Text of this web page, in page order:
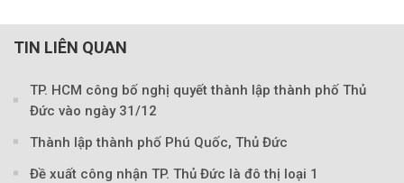
TIN LIÊN QUAN
TP. HCM công bố nghị quyết thành lập thành phố Thủ
Đức vào ngày 31/12
Thành lập thành phố Phú Quốc, Thủ Đức
Đề xuất công nhận TP. Thủ Đức là đô thị loại 1